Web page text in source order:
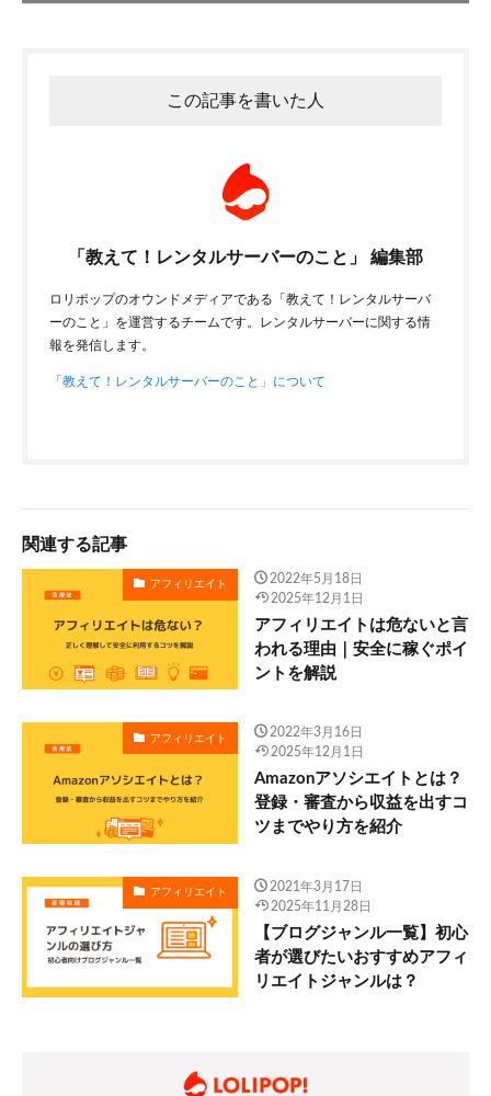
この記事を書いた人
「教えて！レンタルサーバーのこと」 編集部
ロリポップのオウンドメディアである「教えて！レンタルサーバ
ーのこと」を運営するチームです。レンタルサーバーに関する情
報を発信します。
「教えて！レンタルサーバーのこと」について
関連する記事
アフィリエイト
2022年5月18日
2025年12月1日
アフィリエイトは危ないと言
われる理由｜安全に稼ぐポイ
ントを解説
アフィリエイト
2022年3月16日
2025年12月1日
Amazonアソシエイトとは？
登録・審査から収益を出すコ
ツまでやり方を紹介
アフィリエイト
2021年3月17日
2025年11月28日
【ブログジャンル一覧】初心
者が選びたいおすすめアフィ
リエイトジャンルは？